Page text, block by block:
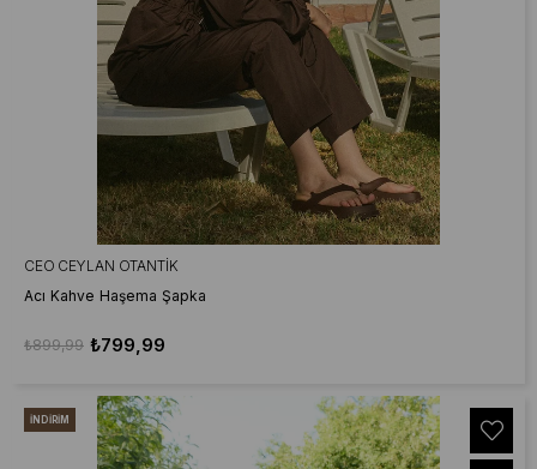
CEO CEYLAN OTANTIK
Acı Kahve Haşema Şapka
₺799,99
₺899,99
İNDIRIM